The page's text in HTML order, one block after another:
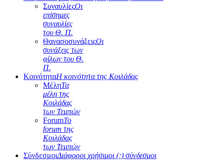
ΣυναυλίεςΟι
επίσημες
συναυλίες
του Θ. Π.
ΘανασοσυνάξειςΟι
συνάξεις των
φίλων του Θ.
Π.
ΚοινότηταΗ κοινότητα της Κοιλάδας
ΜέληΤα
μέλη της
Κοιλάδας
των Τεμπών
ForumΤο
forum της
Κοιλάδας
των Τεμπών
ΣύνδεσμοιΔιάφοροι χρήσιμοι (;) σύνδεσμοι